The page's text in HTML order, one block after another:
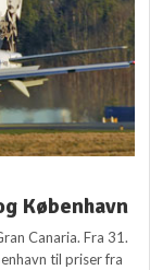
København
Canaria. Fra 31.
til priser fra